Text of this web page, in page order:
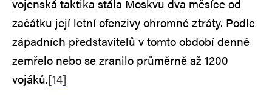
vojenská taktika stála Moskvu dva měsíce od
začátku její letní ofenzivy ohromné ztráty. Podle
západních představitelů v tomto období denně
zemřelo nebo se zranilo průměrně až 1200
vojáků.[14]